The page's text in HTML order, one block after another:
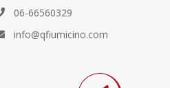
06-66560329
info@qfiumicino.com